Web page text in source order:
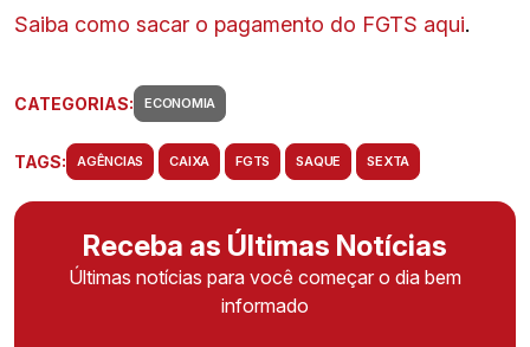
Saiba como sacar o pagamento do FGTS aqui.
CATEGORIAS: ECONOMIA
TAGS: AGÊNCIAS CAIXA FGTS SAQUE SEXTA
Receba as Últimas Notícias
Últimas notícias para você começar o dia bem
informado